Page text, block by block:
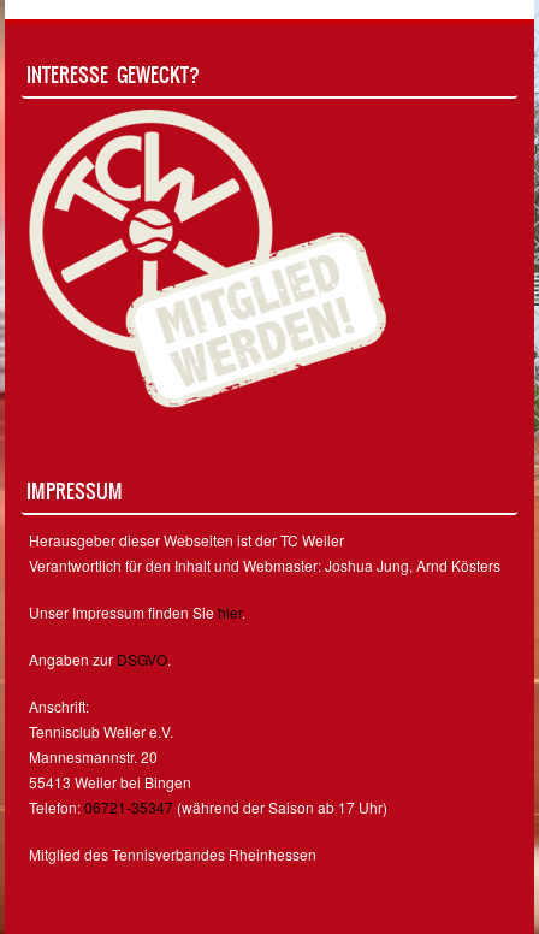
INTERESSE GEWECKT?
IMPRESSUM
Herausgeber dieser Webseiten ist der TC Weiler
Verantwortlich für den Inhalt und Webmaster: Joshua Jung, Arnd Kösters
Unser Impressum finden Siehier.
Angaben zur DSGVO.
Anschrift:
Tennisclub Weiler e.V.
Mannesmannstr. 20
55413 Weiler bei Bingen
Telefon:06721-35347 (während der Saison ab 17 Uhr)
Mitglied des Tennisverbandes Rheinhessen